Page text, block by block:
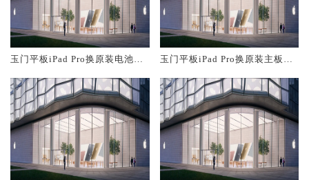
玉门平板iPad Pro换原装电池维
玉门平板iPad Pro换原装主板维